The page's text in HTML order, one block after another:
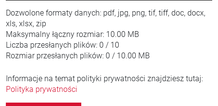
Dozwolone formaty danych: pdf, jpg, png, tif, tiff, doc, docx,
xls, xlsx, zip
Maksymalny łączny rozmiar: 10.00 MB
Liczba przesłanych plików: 0 / 10
Rozmiar przesłanych plików: 0 / 10.00 MB
Informacje na temat polityki prywatności znajdziesz tutaj:
Polityka prywatności